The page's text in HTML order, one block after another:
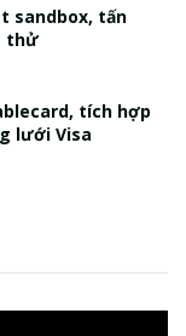
sandbox, tấn
thử
tích hợp
lưới Visa